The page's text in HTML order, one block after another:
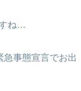
ね…
急事態宣言でお出